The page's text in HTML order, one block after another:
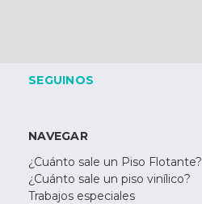
SEGUINOS
NAVEGAR
¿Cuánto sale un Piso Flotante?
¿Cuánto sale un piso vinílico?
Trabajos especiales